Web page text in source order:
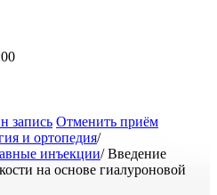
запись Отменить приём
и ортопедия/
инъекции/ Введение
на основе гиалуроновой